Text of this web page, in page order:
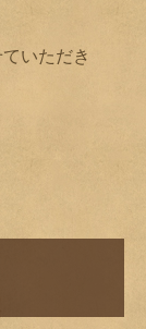
いただき